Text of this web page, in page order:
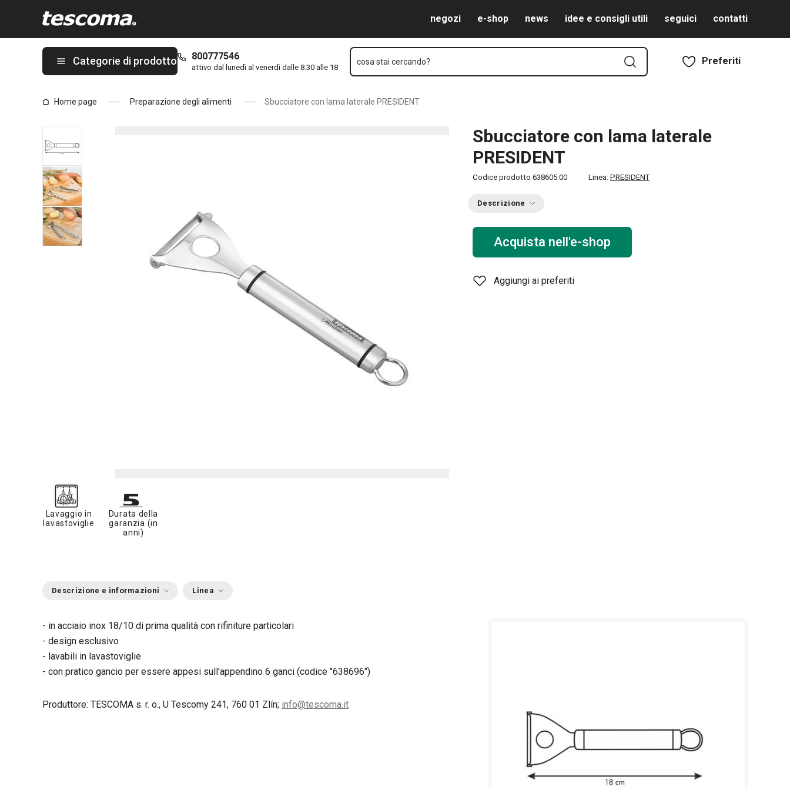
negozi e-shop news idee e consigli utili seguici contatti
Categorie di prodotto 800777546
attivo dal lunedì al venerdì dalle 8.30 alle 18
cosa stai cercando? Preferiti
Home page Preparazione degli alimenti Sbucciatore con lama laterale PRESIDENT
Sbucciatore con lama laterale
PRESIDENT
Codice prodotto 638605.00 Linea: PRESIDENT
Descrizione
Acquista nell'e-shop
Aggiungi ai preferiti
Lavaggio in
lavastoviglie
Durata della
garanzia (in
anni)
Descrizione e informazioni Linea
- in acciaio inox 18/10 di prima qualità con rifiniture particolari
- design esclusivo
- lavabili in lavastoviglie
- con pratico gancio per essere appesi sull'appendino 6 ganci (codice "638696")
Produttore: TESCOMA s. r. o., U Tescomy 241, 760 01 Zlín; info@tescoma.it